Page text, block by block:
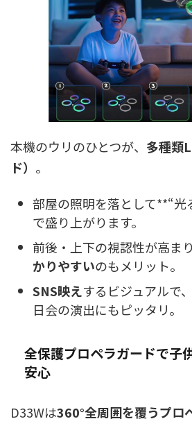
本機のウリのひとつが、 多種類
ド） 。
部屋の照明を落として**“光
で盛り上がります。
前後・上下の視認性が高まり
かりやすいのもメリット。
SNS映えするビジュアルで
日会の演出にもピッタリ。
全保護プロペラガードで子
安心
D33Wは360°全周囲を覆うプロ